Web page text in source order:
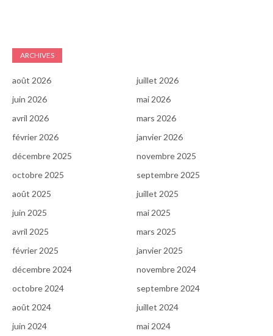
ARCHIVES
août 2026
juillet 2026
juin 2026
mai 2026
avril 2026
mars 2026
février 2026
janvier 2026
décembre 2025
novembre 2025
octobre 2025
septembre 2025
août 2025
juillet 2025
juin 2025
mai 2025
avril 2025
mars 2025
février 2025
janvier 2025
décembre 2024
novembre 2024
octobre 2024
septembre 2024
août 2024
juillet 2024
juin 2024
mai 2024